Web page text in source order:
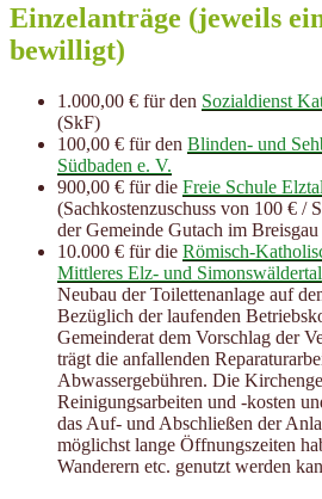
Einzelanträge (jeweils
bewilligt)
1.000,00 € für den Sozialdienst
(SkF)
100,00 € für den Blinden- und
Südbaden e. V.
900,00 € für die Freie Schule
(Sachkostenzuschuss von 100 € /
der Gemeinde Gutach im Breisgau
10.000 € für die Römisch-
Mittleres Elz- und Simonswäldertal
Neubau der Toilettenanlage auf
Bezüglich der laufenden
Gemeinderat dem Vorschlag der
trägt die anfallenden
Abwassergebühren. Die
Reinigungsarbeiten und -kosten
das Auf- und Abschließen der
möglichst lange Öffnungszeiten
Wanderern etc. genutzt werden